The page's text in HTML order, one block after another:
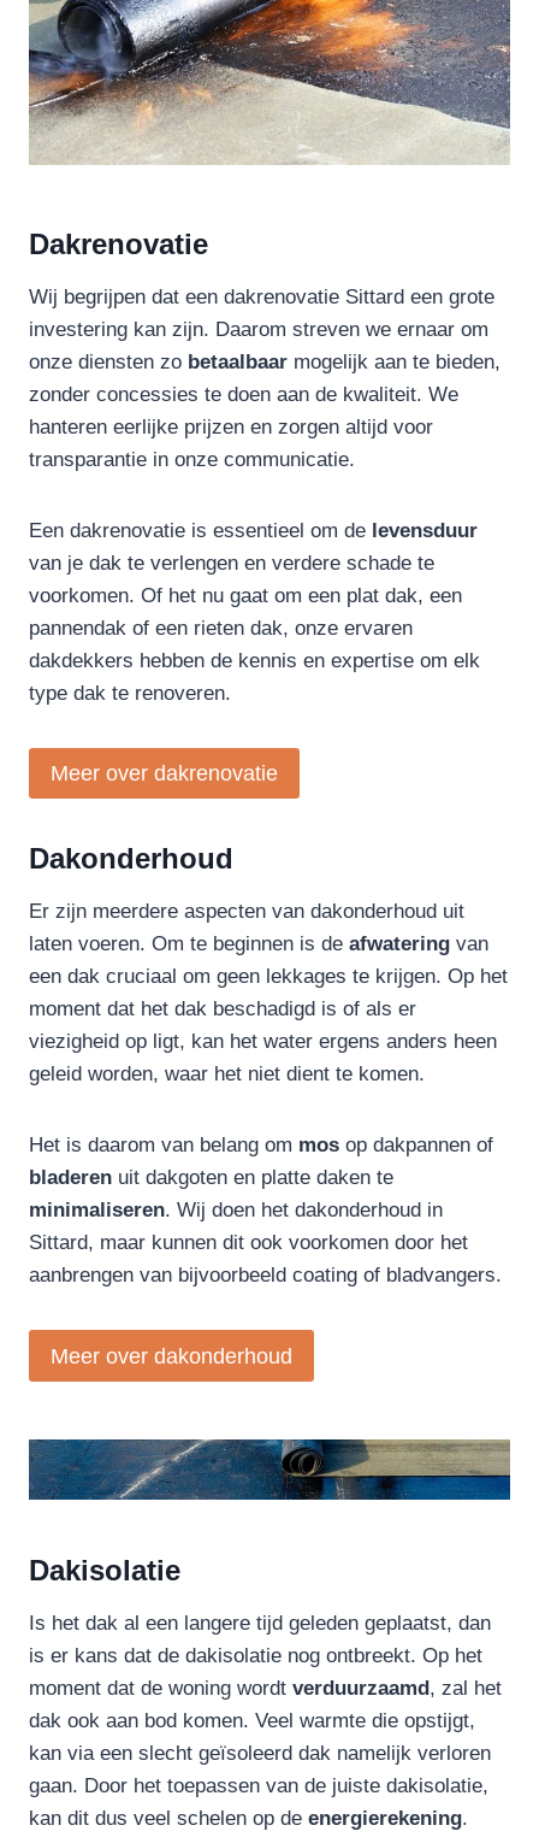
Dakrenovatie
Wij begrijpen dat een dakrenovatie Sittard een grote
investering kan zijn. Daarom streven we ernaar om
onze diensten zo betaalbaar mogelijk aan te bieden,
zonder concessies te doen aan de kwaliteit. We
hanteren eerlijke prijzen en zorgen altijd voor
transparantie in onze communicatie.
Een dakrenovatie is essentieel om de levensduur
van je dak te verlengen en verdere schade te
voorkomen. Of het nu gaat om een plat dak, een
pannendak of een rieten dak, onze ervaren
dakdekkers hebben de kennis en expertise om elk
type dak te renoveren.
Meer over dakrenovatie
Dakonderhoud
Er zijn meerdere aspecten van dakonderhoud uit
laten voeren. Om te beginnen is de afwatering van
een dak cruciaal om geen lekkages te krijgen. Op het
moment dat het dak beschadigd is of als er
viezigheid op ligt, kan het water ergens anders heen
geleid worden, waar het niet dient te komen.
Het is daarom van belang om mos op dakpannen of
bladeren uit dakgoten en platte daken te
minimaliseren. Wij doen het dakonderhoud in
Sittard, maar kunnen dit ook voorkomen door het
aanbrengen van bijvoorbeeld coating of bladvangers.
Meer over dakonderhoud
Dakisolatie
Is het dak al een langere tijd geleden geplaatst, dan
is er kans dat de dakisolatie nog ontbreekt. Op het
moment dat de woning wordt verduurzaamd, zal het
dak ook aan bod komen. Veel warmte die opstijgt,
kan via een slecht geïsoleerd dak namelijk verloren
gaan. Door het toepassen van de juiste dakisolatie,
kan dit dus veel schelen op de energierekening.